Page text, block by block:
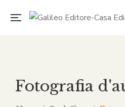
Fotografia